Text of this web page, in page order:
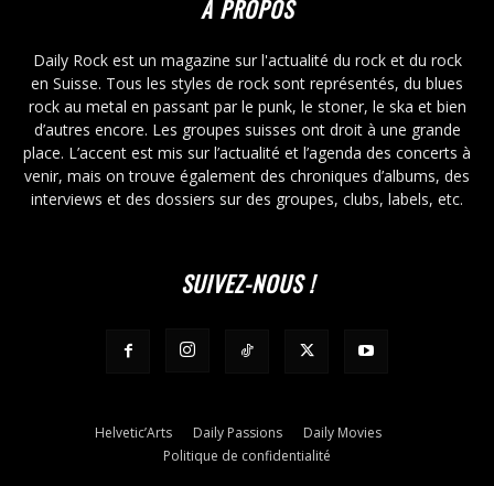
À PROPOS
Daily Rock est un magazine sur l'actualité du rock et du rock
en Suisse. Tous les styles de rock sont représentés, du blues
rock au metal en passant par le punk, le stoner, le ska et bien
d’autres encore. Les groupes suisses ont droit à une grande
place. L’accent est mis sur l’actualité et l’agenda des concerts à
venir, mais on trouve également des chroniques d’albums, des
interviews et des dossiers sur des groupes, clubs, labels, etc.
SUIVEZ-NOUS !
Helvetic’Arts Daily Passions
Daily Movies
Politique de confidentialité